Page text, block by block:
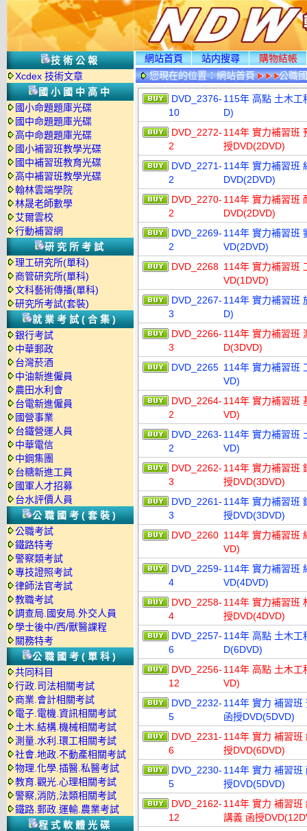
技術公報
Xcdex 技術文章
國小國中高中
國小命題題庫光碟
國中命題題庫光碟
高中命題題庫光碟
國小補習班教學光碟
國中補習班教育光碟
高中補習班教學光碟
翰林雲端學院
林晟老師數學
艾爾雲校
行動補習網
研究所考試
理工研究所(單科)
商管研究所(單科)
文科藝術傳播(單科)
研究所考試(套裝)
就業考試(合集)
銀行考試
中華郵政
台灣菸酒
中油新進僱員
農田水利會
台電新進僱員
國營事業
台鐵營運人員
中華電信
中鋼集團
台糖新進工員
國軍人才招募
台水評價人員
公職國考(套裝)
公職考試
鐵路特考
警察類考試
專技證照考試
律師法官考試
教職考試
調查局.國安局.外交人員
學士後中/西/獸醫課程
關務特考
公職國考(單科)
共同科目
行政.司法相關考試
商業.會計相關考試
電子.電機.資訊相關考試
土木.結構.機械相關考試
測量.水利.環工相關考試
社會.地政.不動產相關考試
物理.化學.插醫.私醫考試
教育.觀光.心理相關考試
警察,消防,法類相關考試
鐵路.郵政.運輸.農業考試
程式軟體光碟
網站首頁 站内搜尋
購物結帳
您現在的位置：網站首頁 公職
DVD_2376-
10
115年 高點 土木工
D)
DVD_2272-
2
114年 實力補習班
授DVD(2DVD)
DVD_2271-
2
114年 實力補習班
DVD(2DVD)
DVD_2270-
2
114年 實力補習班
DVD(2DVD)
DVD_2269-
2
114年 實力補習班
VD(2DVD)
DVD_2268 114年 實力補習班
VD(1DVD)
DVD_2267-
3
114年 實力補習班
D)
DVD_2266-
3
114年 實力補習班
D(3DVD)
DVD_2265 114年 實力補習班
VD)
DVD_2264-
2
114年 實力補習班
VD)
DVD_2263-
2
114年 實力補習班
VD)
DVD_2262-
3
114年 實力補習班
授DVD(3DVD)
DVD_2261-
3
114年 實力補習班
授DVD(3DVD)
DVD_2260 114年 實力補習班
VD)
DVD_2259-
4
114年 實力補習班
VD(4DVD)
DVD_2258-
4
114年 實力補習班
授DVD(4DVD)
DVD_2257-
6
114年 高點 土木工
D(6DVD)
DVD_2256-
12
114年 高點 土木工
VD)
DVD_2232-
5
114年 實力 補習班
函授DVD(5DVD)
DVD_2231-
6
114年 實力 補習班
授DVD(6DVD)
DVD_2230-
5
114年 實力 補習班
授DVD(5DVD)
DVD_2162-
12
114年 實力 補習班
講義 函授